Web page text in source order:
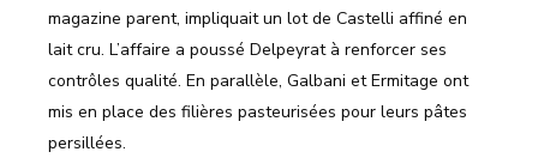
magazine parent, impliquait un lot de Castelli affiné en
lait cru. L’affaire a poussé Delpeyrat à renforcer ses
contrôles qualité. En parallèle, Galbani et Ermitage ont
mis en place des filières pasteurisées pour leurs pâtes
persillées.